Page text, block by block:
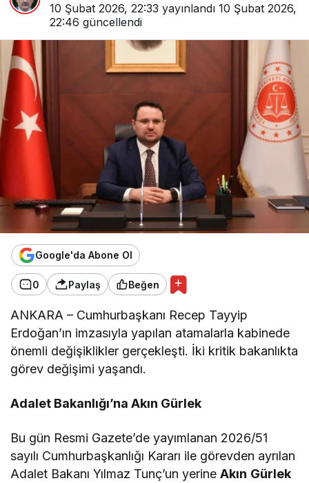
10 Şubat 2026, 22:33 yayınlandı 10 Şubat 2026,
22:46 güncellendi
Google'da Abone Ol
0 Paylaş Beğen
ANKARA – Cumhurbaşkanı Recep Tayyip
Erdoğan’ın imzasıyla yapılan atamalarla kabinede
önemli değişiklikler gerçekleşti. İki kritik bakanlıkta
görev değişimi yaşandı.
Adalet Bakanlığı’na Akın Gürlek
Bu gün Resmi Gazete’de yayımlanan 2026/51
sayılı Cumhurbaşkanlığı Kararı ile görevden ayrılan
Adalet Bakanı Yılmaz Tunç’un yerineAkın Gürlek